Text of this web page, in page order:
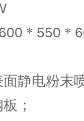
＊550＊
静电粉末
；